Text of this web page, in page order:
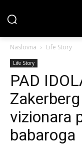
Naslovna Life Story
Life Story
PAD
vizionara
babaroga